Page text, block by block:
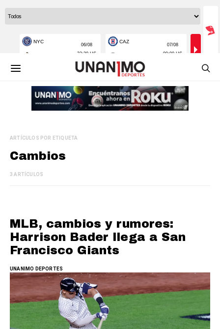
ARTÍCULOS POR ETIQUETA
Cambios
3 ARTÍCULOS
MLB, cambios y rumores:
Harrison Bader llega a San
Francisco Giants
UNANIMO DEPORTES